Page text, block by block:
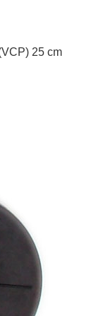
25 cm